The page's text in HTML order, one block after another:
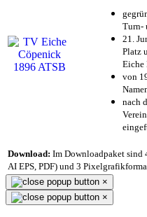
Turn-
21.
Platz
Eiche
von
nach
Download: Im Downloadpaket sind
AI EPS, PDF) und 3
×
×